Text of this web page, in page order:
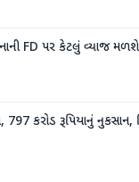
FD પર કેટલું વ્યાજ મળશે,
797 કરોડ રૂપિયાનું નુકસાન,